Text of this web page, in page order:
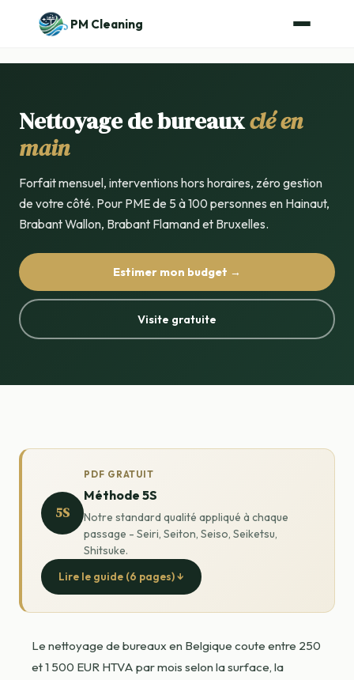
PM Cleaning
Nettoyage de bureauxclé en
main
Forfait mensuel, interventions hors horaires, zéro gestion
de votre côté. Pour PME de 5 à 100 personnes en Hainaut,
Brabant Wallon, Brabant Flamand et Bruxelles.
Estimer mon budget →
Visite gratuite
5S
PDF GRATUIT
Méthode 5S
Notre standard qualité appliqué à chaque
passage - Seiri, Seiton, Seiso, Seiketsu,
Shitsuke.
Lire le guide (6 pages) ↓
Le nettoyage de bureaux en Belgique coute entre 250
et 1 500 EUR HTVA par mois selon la surface, la